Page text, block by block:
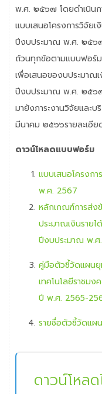
พ.ศ. ๒๕๖๗ โดยดำเนินก
แบบเสนอโครงการวิจัย
ปีงบประมาณ พ.ศ. ๒๕๖๗
ถ้วนทุกข้อตามแบบฟอร์ม
เพื่อเสนอของบประมาณเ
ปีงบประมาณ พ.ศ. ๒๕๖
มายังภาระงานวิจัยและ
มีนาคม ๒๕๖๖รายละเอี
ดาวน์โหลดแบบฟอร์ม
แบบเสนอโครงก
พ.ศ. 2567
หลักเกณฑ์การส่ง
ประมาณเงินรายไ
ปีงบประมาณ พ.
คู่มือตัวชี้วัดแผน
เทคโนโลยีราชมง
ปี พ.ศ. 2565-
รายชื่อตัวชี้วัดแผ
ดาวน์โหล